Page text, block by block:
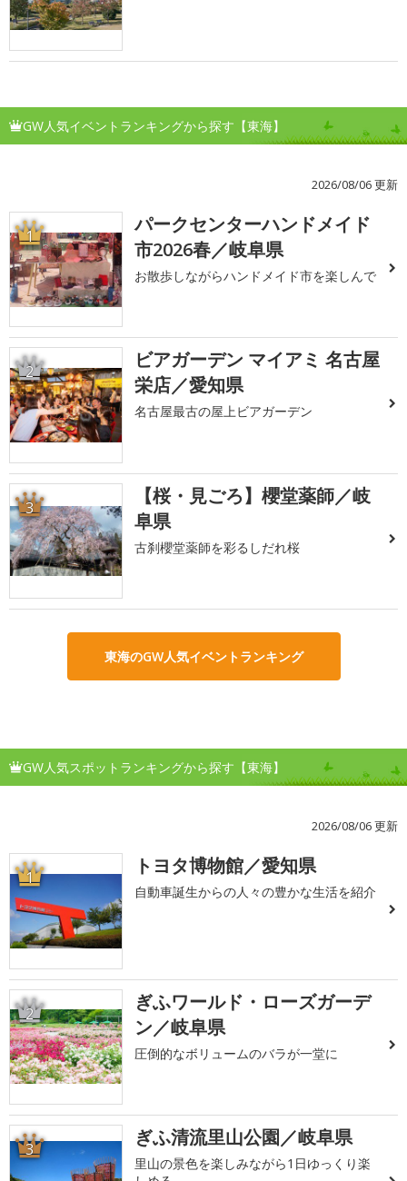
GW人気イベントランキングから探す【東海】
2026/08/06 更新
1
パークセンターハンドメイド
市2026春／岐阜県
お散歩しながらハンドメイド市を楽しんで
2
ビアガーデン マイアミ 名古屋
栄店／愛知県
名古屋最古の屋上ビアガーデン
3
【桜・見ごろ】櫻堂薬師／岐
阜県
古刹櫻堂薬師を彩るしだれ桜
東海のGW人気イベントランキング
GW人気スポットランキングから探す【東海】
2026/08/06 更新
1 トヨタ博物館／愛知県
自動車誕生からの人々の豊かな生活を紹介
2
ぎふワールド・ローズガーデ
ン／岐阜県
圧倒的なボリュームのバラが一堂に
3 ぎふ清流里山公園／岐阜県
里山の景色を楽しみながら1日ゆっくり楽